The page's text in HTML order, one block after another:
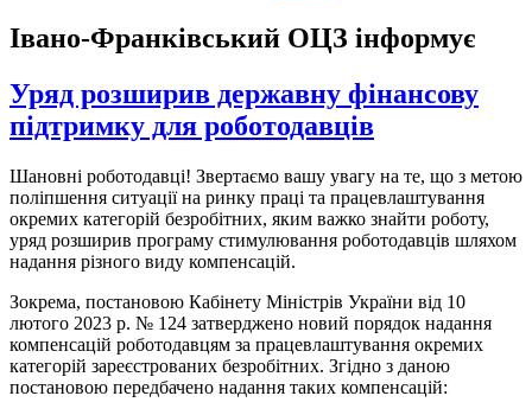
Івано-Франківський ОЦЗ інформує
Уряд розширив державну фінансову
підтримку для роботодавців
Шановні роботодавці! Звертаємо вашу увагу на те, що з метою
поліпшення ситуації на ринку праці та працевлаштування
окремих категорій безробітних, яким важко знайти роботу,
уряд розширив програму стимулювання роботодавців шляхом
надання різного виду компенсацій.
Зокрема, постановою Кабінету Міністрів України від 10
лютого 2023 р. № 124 затверджено новий порядок надання
компенсацій роботодавцям за працевлаштування окремих
категорій зареєстрованих безробітних. Згідно з даною
постановою передбачено надання таких компенсацій: